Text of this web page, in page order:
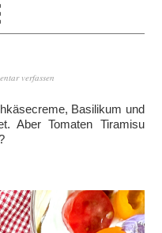
verfassen
Basilikum und
Aber Tomaten Tiramisu